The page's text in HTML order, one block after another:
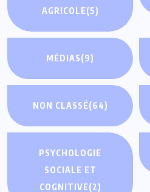
AGRICOLE(5)
MÉDIAS(9)
NON CLASSÉ(64)
PSYCHOLOGIE
SOCIALE ET
COGNITIVE(2)